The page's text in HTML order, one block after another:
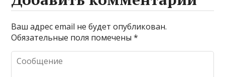
Ваш адрес email не будет опубликован.
Обязательные поля помечены*